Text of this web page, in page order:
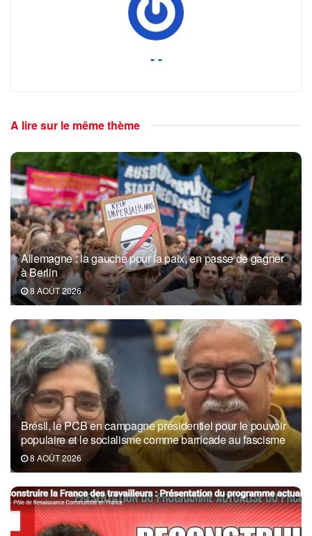
- -
A lire sur le même thème
Allemagne : la gauche pour la paix, en passe de gagner
à Berlin
8 AOÛT 2026
Brésil, le PCB en campagne présidentiel pour le pouvoir
populaire et le socialisme comme barricade au fascisme
8 AOÛT 2026